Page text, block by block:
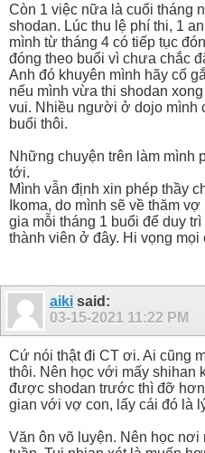
Còn 1 việc nữa là cuối tháng
shodan. Lúc thu lệ phí thi, 1
mình từ tháng 4 có tiếp tục
đóng theo buổi vì chưa chắc
Anh đó khuyên mình hãy cố
nếu mình vừa thi shodan
vui. Nhiều người ở dojo mình
buổi thôi.
Những chuyện trên làm mình
tới.
Mình vẫn định xin phép thầy
Ikoma, do mình sẽ về thăm
gia mỗi tháng 1 buổi để duy
thành viên ở đây. Hi vọng mọi
aiki said:
03-15-2021 11:22 PM
Cứ nói thật đi CT ơi. Ai cũng
thôi. Nên học với mấy shihan
được shodan trước thì đỡ
gian với vợ con, lấy cái đó là
Văn ôn võ luyện. Nên học nơi